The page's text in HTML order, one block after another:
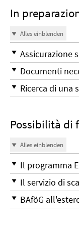
In
Alles einblenden
Assicurazione
Documenti
Ricerca di una
Possibilità di
Alles einblenden
Il programma
Il servizio di
BAföG